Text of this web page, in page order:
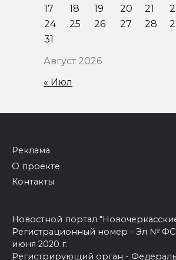
Август 2026
17
18 19 20 21
24
25 26 27 28
31
« Июл
Реклама
О проекте
Контакты
Новостной портал
Регистрационный номер - Эл №
июня 2020 г.
Регистрирующий орган -